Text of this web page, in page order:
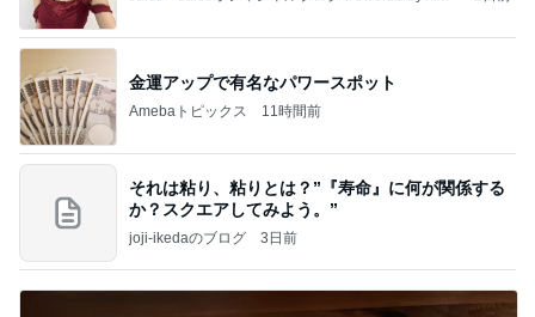
金運アップで有名なパワースポット
Amebaトピックス 11時間前
それは粘り、粘りとは？”『寿命』に何が関係する
か？スクエアしてみよう。”
joji-ikedaのブログ 3日前